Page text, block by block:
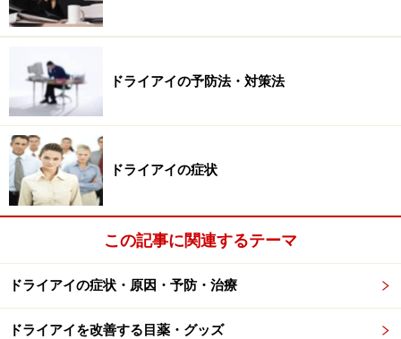
楽天市場でドライアイ対策用品をチェック！
ドライアイの予防法・対策法
ドライアイの症状
この記事に関連するテーマ
ドライアイの症状・原因・予防・治療
ドライアイを改善する目薬・グッズ